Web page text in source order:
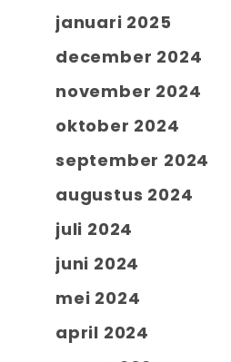
januari 2025
december 2024
november 2024
oktober 2024
september 2024
augustus 2024
juli 2024
juni 2024
mei 2024
april 2024